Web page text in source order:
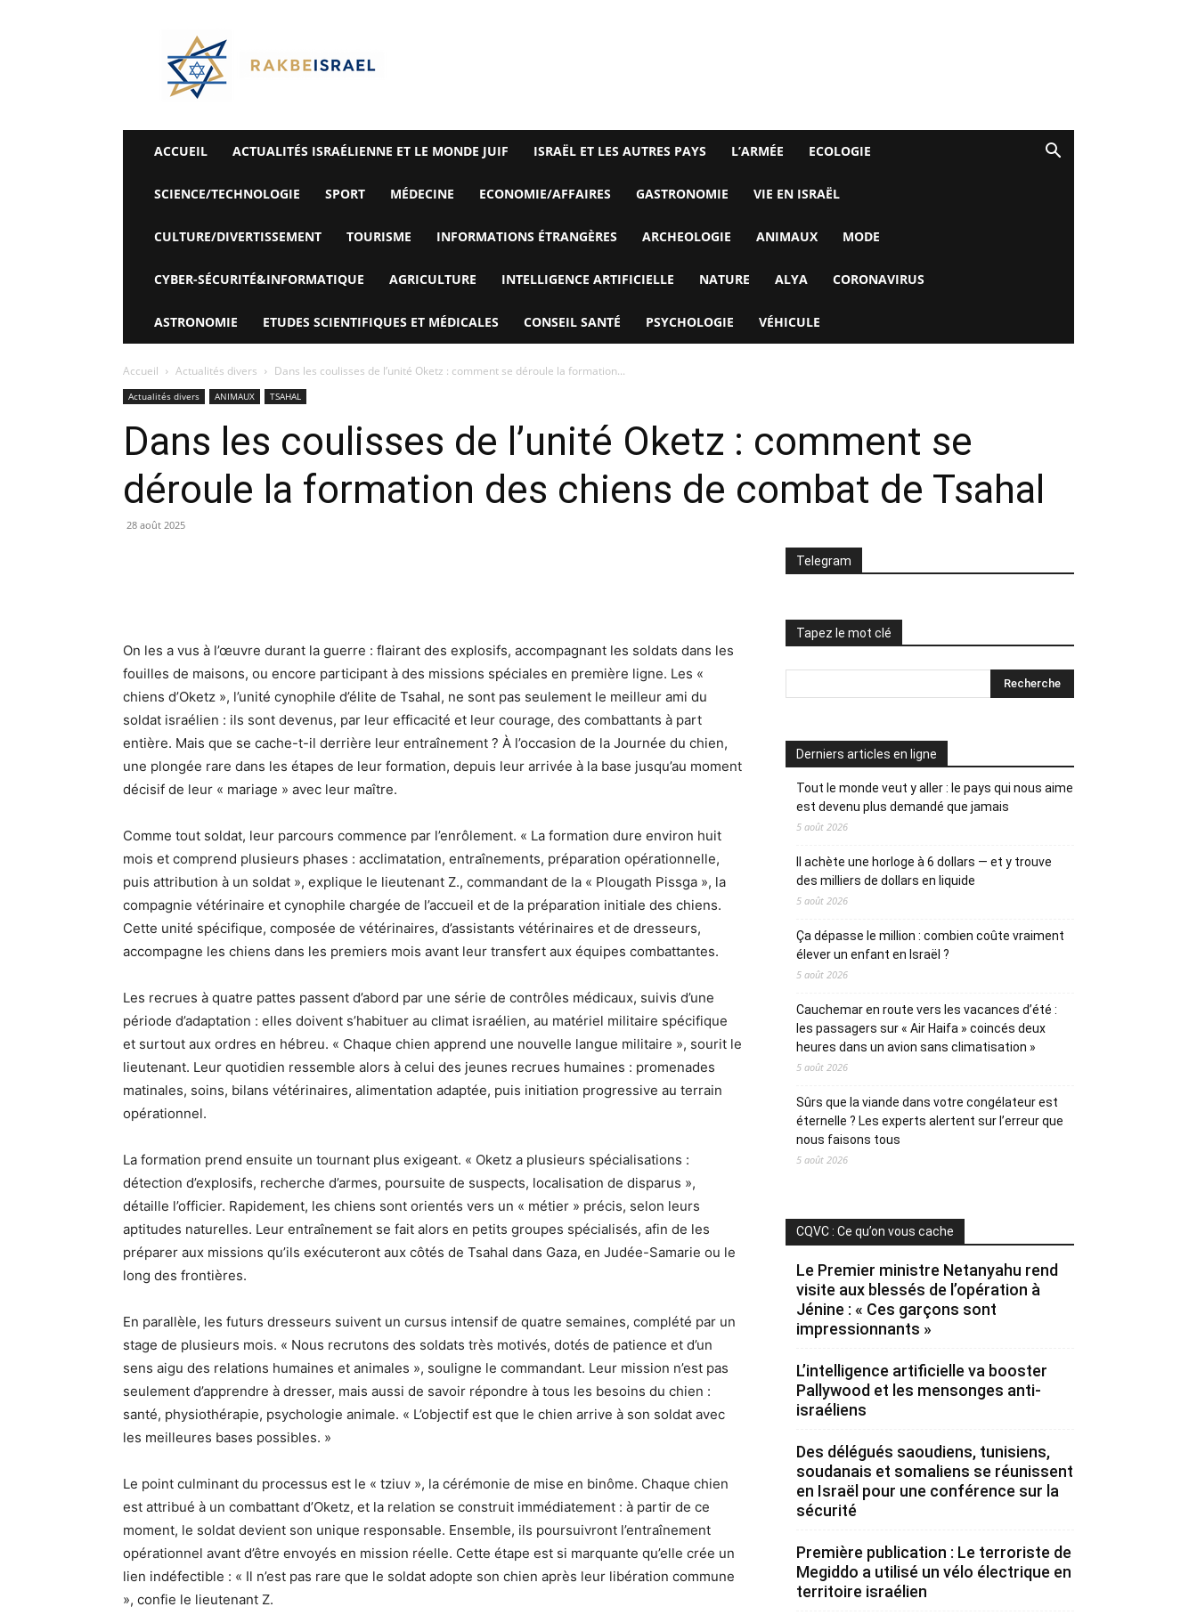
Rak
Be
Israel-
Alyaexpress-
News
ACCUEIL ACTUALITÉS ISRAÉLIENNE ET LE MONDE JUIF ISRAËL ET LES AUTRES PAYS L’ARMÉE ECOLOGIE
SCIENCE/TECHNOLOGIE SPORT MÉDECINE ECONOMIE/AFFAIRES GASTRONOMIE VIE EN ISRAËL
CULTURE/DIVERTISSEMENT TOURISME INFORMATIONS ÉTRANGÈRES ARCHEOLOGIE ANIMAUX MODE
CYBER-SÉCURITÉ&INFORMATIQUE AGRICULTURE INTELLIGENCE ARTIFICIELLE NATURE ALYA CORONAVIRUS
ASTRONOMIE ETUDES SCIENTIFIQUES ET MÉDICALES CONSEIL SANTÉ PSYCHOLOGIE VÉHICULE
Accueil Actualités divers Dans les coulisses de l’unité Oketz : comment se déroule la formation...
Actualités divers ANIMAUX TSAHAL
Dans les coulisses de l’unité Oketz : comment se
déroule la formation des chiens de combat de Tsahal
28 août 2025
On les a vus à l’œuvre durant la guerre : flairant des explosifs, accompagnant les soldats dans les
fouilles de maisons, ou encore participant à des missions spéciales en première ligne. Les «
chiens d’Oketz », l’unité cynophile d’élite de Tsahal, ne sont pas seulement le meilleur ami du
soldat israélien : ils sont devenus, par leur efficacité et leur courage, des combattants à part
entière. Mais que se cache-t-il derrière leur entraînement ? À l’occasion de la Journée du chien,
une plongée rare dans les étapes de leur formation, depuis leur arrivée à la base jusqu’au moment
décisif de leur « mariage » avec leur maître.
Comme tout soldat, leur parcours commence par l’enrôlement. « La formation dure environ huit
mois et comprend plusieurs phases : acclimatation, entraînements, préparation opérationnelle,
puis attribution à un soldat », explique le lieutenant Z., commandant de la « Plougath Pissga », la
compagnie vétérinaire et cynophile chargée de l’accueil et de la préparation initiale des chiens.
Cette unité spécifique, composée de vétérinaires, d’assistants vétérinaires et de dresseurs,
accompagne les chiens dans les premiers mois avant leur transfert aux équipes combattantes.
Les recrues à quatre pattes passent d’abord par une série de contrôles médicaux, suivis d’une
période d’adaptation : elles doivent s’habituer au climat israélien, au matériel militaire spécifique
et surtout aux ordres en hébreu. « Chaque chien apprend une nouvelle langue militaire », sourit le
lieutenant. Leur quotidien ressemble alors à celui des jeunes recrues humaines : promenades
matinales, soins, bilans vétérinaires, alimentation adaptée, puis initiation progressive au terrain
opérationnel.
La formation prend ensuite un tournant plus exigeant. « Oketz a plusieurs spécialisations :
détection d’explosifs, recherche d’armes, poursuite de suspects, localisation de disparus »,
détaille l’officier. Rapidement, les chiens sont orientés vers un « métier » précis, selon leurs
aptitudes naturelles. Leur entraînement se fait alors en petits groupes spécialisés, afin de les
préparer aux missions qu’ils exécuteront aux côtés de Tsahal dans Gaza, en Judée-Samarie ou le
long des frontières.
En parallèle, les futurs dresseurs suivent un cursus intensif de quatre semaines, complété par un
stage de plusieurs mois. « Nous recrutons des soldats très motivés, dotés de patience et d’un
sens aigu des relations humaines et animales », souligne le commandant. Leur mission n’est pas
seulement d’apprendre à dresser, mais aussi de savoir répondre à tous les besoins du chien :
santé, physiothérapie, psychologie animale. « L’objectif est que le chien arrive à son soldat avec
les meilleures bases possibles. »
Le point culminant du processus est le « tziuv », la cérémonie de mise en binôme. Chaque chien
est attribué à un combattant d’Oketz, et la relation se construit immédiatement : à partir de ce
moment, le soldat devient son unique responsable. Ensemble, ils poursuivront l’entraînement
opérationnel avant d’être envoyés en mission réelle. Cette étape est si marquante qu’elle crée un
lien indéfectible : « Il n’est pas rare que le soldat adopte son chien après leur libération commune
», confie le lieutenant Z.
Telegram
Tapez le mot clé
Derniers articles en ligne
Tout le monde veut y aller : le pays qui nous aime
est devenu plus demandé que jamais
5 août 2026
Il achète une horloge à 6 dollars — et y trouve
des milliers de dollars en liquide
5 août 2026
Ça dépasse le million : combien coûte vraiment
élever un enfant en Israël ?
5 août 2026
Cauchemar en route vers les vacances d’été :
les passagers sur « Air Haifa » coincés deux
heures dans un avion sans climatisation »
5 août 2026
Sûrs que la viande dans votre congélateur est
éternelle ? Les experts alertent sur l’erreur que
nous faisons tous
5 août 2026
CQVC : Ce qu’on vous cache
Le Premier ministre Netanyahu rend
visite aux blessés de l’opération à
Jénine : « Ces garçons sont
impressionnants »
L’intelligence artificielle va booster
Pallywood et les mensonges anti-
israéliens
Des délégués saoudiens, tunisiens,
soudanais et somaliens se réunissent
en Israël pour une conférence sur la
sécurité
Première publication : Le terroriste de
Megiddo a utilisé un vélo électrique en
territoire israélien